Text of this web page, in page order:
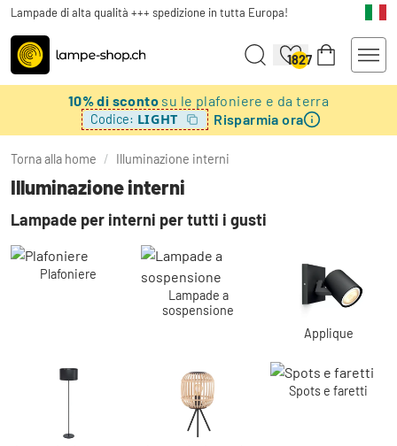
Lampade di alta qualità +++ spedizione in tutta Europa!
1827
10% di sconto su le plafoniere e da terra
Codice: LIGHT Risparmia ora
Torna alla home / Illuminazione interni
Illuminazione interni
Lampade per interni per tutti i gusti
Plafoniere
Lampade a
sospensione
Applique
Spots e faretti